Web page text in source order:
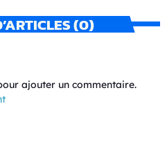
(0)
ajouter un commentaire.